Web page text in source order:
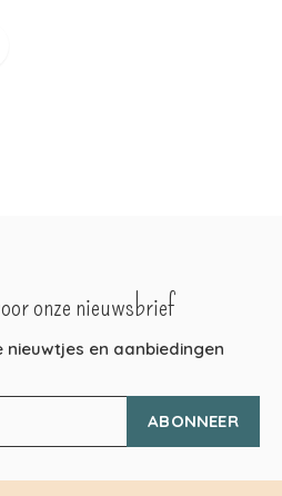
onze nieuwsbrief
en aanbiedingen
ABONNEER